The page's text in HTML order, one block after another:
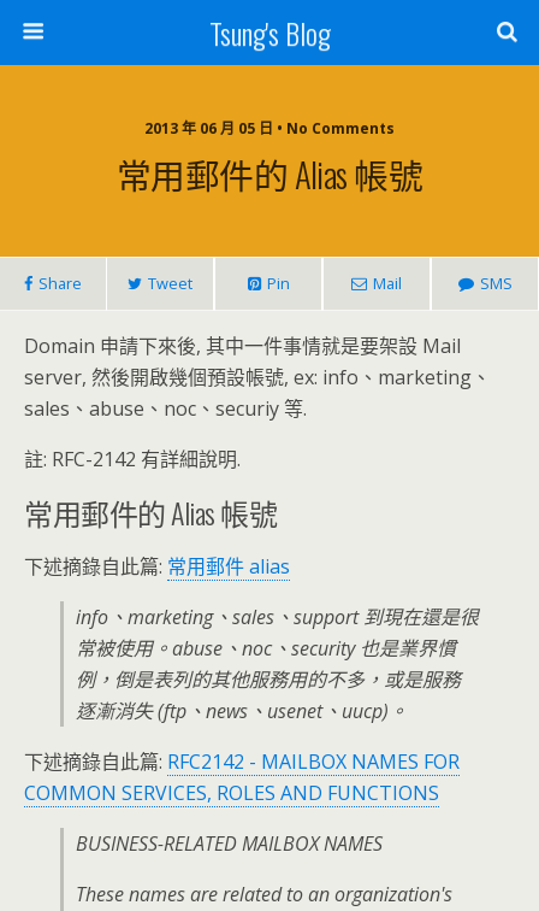
Tsung's Blog
2013 年 06 月 05 日 • No Comments
常用郵件的 Alias 帳號
Share Tweet Pin Mail SMS
Domain 申請下來後, 其中一件事情就是要架設 Mail
server, 然後開啟幾個預設帳號, ex: info、marketing、
sales、abuse、noc、securiy 等.
註: RFC-2142 有詳細說明.
常用郵件的 Alias 帳號
下述摘錄自此篇: 常用郵件 alias
info、marketing、sales、support 到現在還是很
常被使用。abuse、noc、security 也是業界慣
例，倒是表列的其他服務用的不多，或是服務
逐漸消失 (ftp、news、usenet、uucp)。
下述摘錄自此篇: RFC2142 - MAILBOX NAMES FOR
COMMON SERVICES, ROLES AND FUNCTIONS
BUSINESS-RELATED MAILBOX NAMES
These names are related to an organization's